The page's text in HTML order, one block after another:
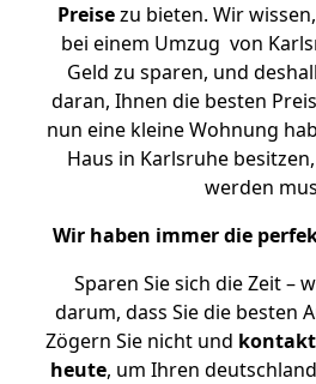
Preisezu bieten. Wir
bei einem Umzug von
Geld zu sparen, und
daran, Ihnen die besten
nun eine kleine Wohnung
Haus in Karlsruhe
werden
Wir haben immer die
Sparen Sie sich die Zeit –
darum, dass Sie die besten
Zögern Sie nicht und
heute, um Ihren